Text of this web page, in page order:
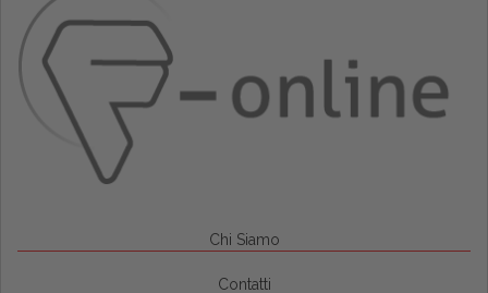
Chi Siamo
Contatti